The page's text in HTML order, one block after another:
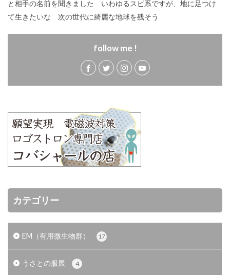
と相手の名前を聞きました いわゆるスピ系ですが、地に足つけ
て生きたいな 次の世代に綺麗な地球を残そう
follow me !
カテゴリー
EM（有用微生物群） 17
うさとの服展 4